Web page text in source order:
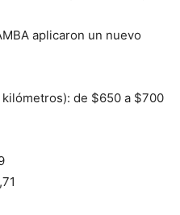
aplicaron un nuevo
de $650 a $700